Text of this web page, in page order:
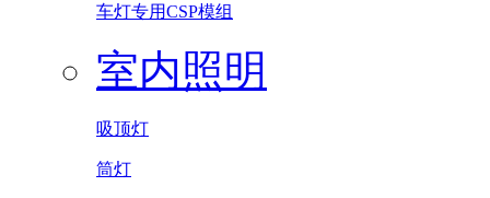
车灯专用CSP模组
室内照明
吸顶灯
筒灯